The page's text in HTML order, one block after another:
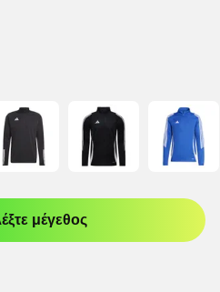
ή να εγγραφείτε ως
μέγεθος